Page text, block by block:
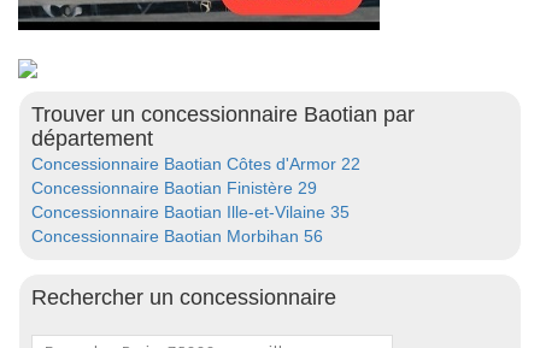
Trouver un concessionnaire Baotian par
département
Concessionnaire Baotian Côtes d'Armor 22
Concessionnaire Baotian Finistère 29
Concessionnaire Baotian Ille-et-Vilaine 35
Concessionnaire Baotian Morbihan 56
Rechercher un concessionnaire